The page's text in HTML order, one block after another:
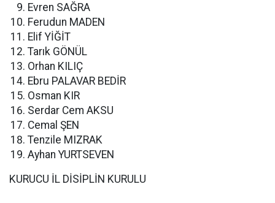
Evren SAĞRA
Ferudun MADEN
Elif YİĞİT
Tarık GÖNÜL
Orhan KILIÇ
Ebru PALAVAR BEDİR
Osman KIR
Serdar Cem AKSU
Cemal ŞEN
Tenzile MIZRAK
Ayhan YURTSEVEN
KURUCU İL DİSİPLİN KURULU